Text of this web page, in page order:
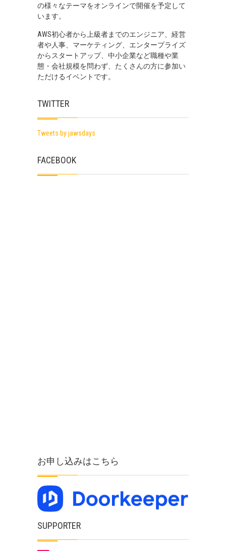
の様々なテーマをオンラインで開催を予定して
います。
AWS初心者から上級者までのエンジニア、経営
者や人事、マーケティング、エンタープライズ
からスタートアップ、中小企業など職種や業
態・会社規模を問わず、たくさんの方に参加い
ただけるイベントです。
TWITTER
Tweets by jawsdays
FACEBOOK
お申し込みはこちら
SUPPORTER